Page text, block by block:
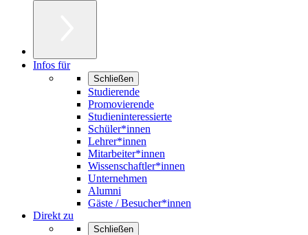
Infos für
Schließen
Studierende
Promovierende
Studieninteressierte
Schüler*innen
Lehrer*innen
Mitarbeiter*innen
Wissenschaftler*innen
Unternehmen
Alumni
Gäste / Besucher*innen
Direkt zu
Schließen